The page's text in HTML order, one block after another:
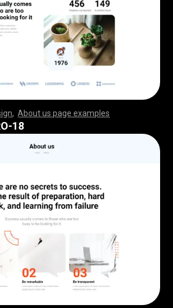
,About us page examples
,,,, ,,,,,,,,,,,,,,,,,,,,,,,,,,,
,,,, ,,,,,,,,,,,,,,,,,,,,,,,,,,,
,,,, ,,,,,,,,,,,,,,,,,,,,,,,,,,,
,,,, ,,,,,,,,,,,,,,,,,,,,,,,,,,,
,,,, ,,,,,,,,,,,,,,,,,,,,,,,,,,,
,,,, ,,,,,,,,,,,,,,,,,,,,,,,,,,,
,,,, ,,,,,,,,,,,,,,,,,,,,,,,,,,,
,,,, ,,,,,,,,,,,,
18